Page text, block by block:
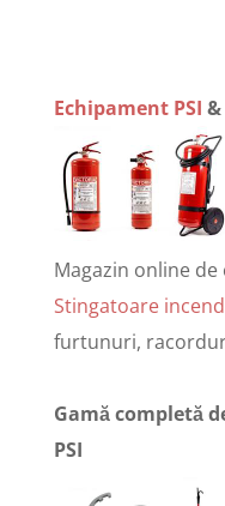
Echipament PSI
Magazin online de
Stingatoare
furtunuri,
Gamă completă
PSI